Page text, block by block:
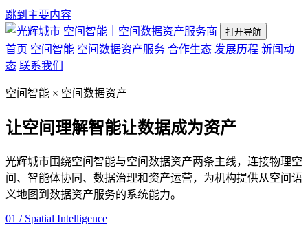
跳到主要内容
空间智能｜空间数据资产服务商
打开导航
首页 空间智能 空间数据资产服务 合作生态 发展历程 新闻动
态 联系我们
空间智能 × 空间数据资产
让空间理解智能让数据成为资产
光辉城市围绕空间智能与空间数据资产两条主线，连接物理空
间、智能体协同、数据治理和资产运营，为机构提供从空间语
义地图到数据资产服务的系统能力。
01 / Spatial Intelligence